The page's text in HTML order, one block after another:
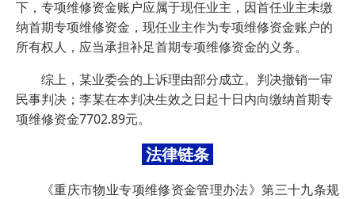
下，专项维修资金账户应属于现任业主，因首任业主未缴
纳首期专项维修资金，现任业主作为专项维修资金账户的
所有权人，应当承担补足首期专项维修资金的义务。
综上，某业委会的上诉理由部分成立。判决撤销一审
民事判决；李某在本判决生效之日起十日内向缴纳首期专
项维修资金7702.89元。
法律链条
《重庆市物业专项维修资金管理办法》第三十九条规